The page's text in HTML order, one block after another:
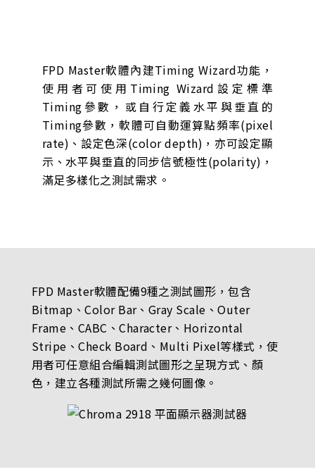
FPD Master軟體內建Timing Wizard功能，
使用者可使用Timing Wizard設定標準
Timing參數，或自行定義水平與垂直的
Timing參數，軟體可自動運算點頻率(pixel
rate)、設定色深(color depth)，亦可設定顯
示、水平與垂直的同步信號極性(polarity)，
滿足多樣化之測試需求。
FPD Master軟體配備9種之測試圖形，包含
Bitmap、Color Bar、Gray Scale、Outer
Frame、CABC、Character、Horizontal
Stripe、Check Board、Multi Pixel等樣式，使
用者可任意組合編輯測試圖形之呈現方式、顏
色，建立各種測試所需之幾何圖像。